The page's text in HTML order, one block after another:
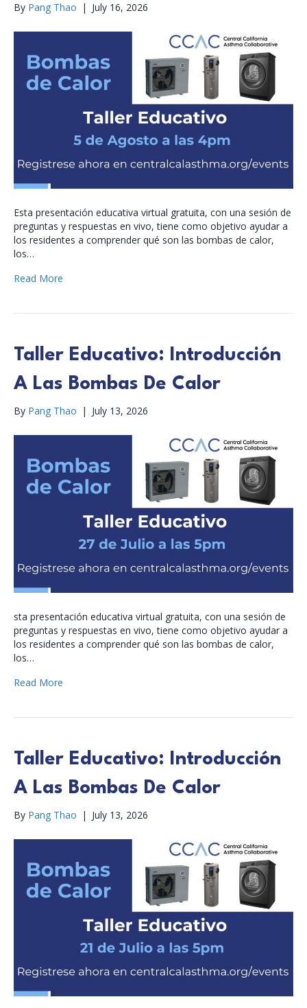
By Pang Thao | July 16, 2026
Esta presentación educativa virtual gratuita, con una sesión de
preguntas y respuestas en vivo, tiene como objetivo ayudar a
los residentes a comprender qué son las bombas de calor,
los…
Read More
Taller Educativo: Introducción
A Las Bombas De Calor
By Pang Thao | July 13, 2026
sta presentación educativa virtual gratuita, con una sesión de
preguntas y respuestas en vivo, tiene como objetivo ayudar a
los residentes a comprender qué son las bombas de calor,
los…
Read More
Taller Educativo: Introducción
A Las Bombas De Calor
By Pang Thao | July 13, 2026